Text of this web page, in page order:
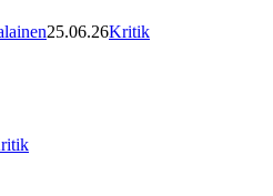
25.06.26Kritik